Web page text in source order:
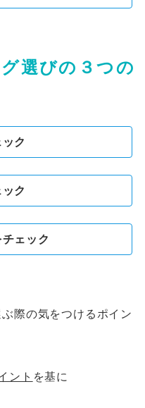
選びの３つの
ク
ク
ェック
際の気をつけるポイン
ント を基に